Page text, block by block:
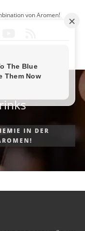
von Aromen!
IN DER